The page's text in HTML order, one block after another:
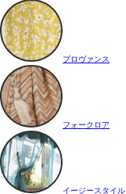
プロヴァンス
フォークロア
イージースタイル